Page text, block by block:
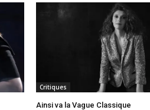
Critiques
Ainsi va la Vague Classique